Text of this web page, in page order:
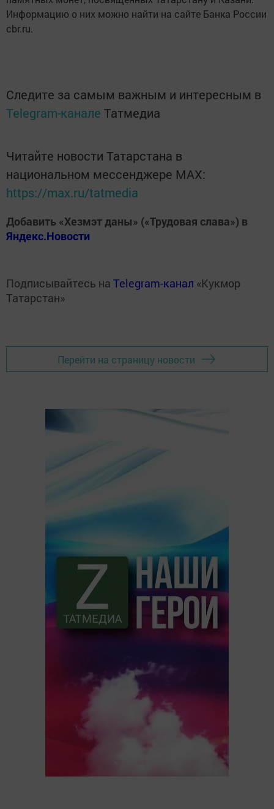
Информацию о них можно найти на сайте Банка России
cbr.ru.
Следите за самым важным и интересным в
Telegram-канале Татмедиа
Читайте новости Татарстана в
национальном мессенджере MАХ:
https://max.ru/tatmedia
Добавить «Хезмэт даны» («Трудовая слава») в
Яндекс.Новости
Подписывайтесь на Telegram-канал «Кукмор
Татарстан»
Перейти на страницу новости